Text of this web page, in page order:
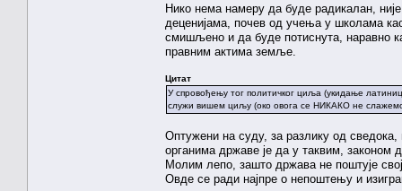
Нико нема намеру да буде радикалан,
деценијама, почев од учења у школама
смишљено и да буде потиснута, наравно
правним актима земље.
Цитат
У спровођењу тог политичког циља (укидање
служи вишем циљу (око овога се НИКАКО не
Оптужени на суду, за разлику од
органима државе је да у таквим, законом
Молим лепо, зашто држава не поштује
Овде се ради најпре о непоштењу и